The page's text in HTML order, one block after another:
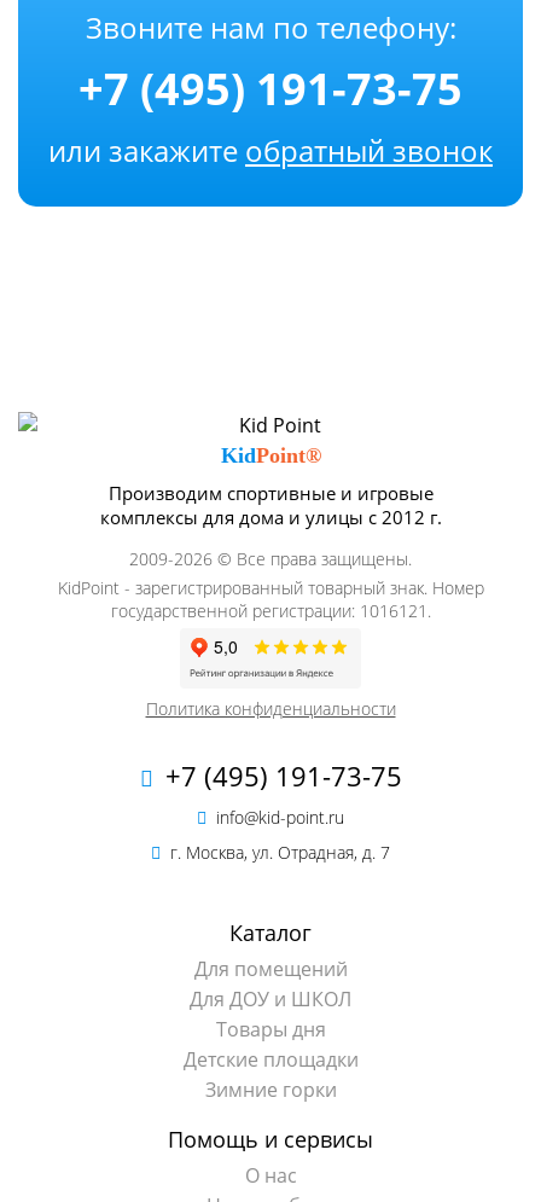
Звоните нам по телефону:
+7 (495) 191-73-75
или закажите обратный звонок
Каталог
Для помещений
Для ДОУ и ШКОЛ
Товары дня
Детские площадки
Зимние горки
Помощь и сервисы
О нас
+7 (495) 191-73-75
info@kid-point.ru
г. Москва, ул. Отрадная, д. 7
KidPoint®
Производим спортивные и игровые
комплексы для дома и улицы с 2012 г.
2009-2026 © Все права защищены.
KidPoint - зарегистрированный товарный знак. Номер
государственной регистрации: 1016121.
Политика конфиденциальности